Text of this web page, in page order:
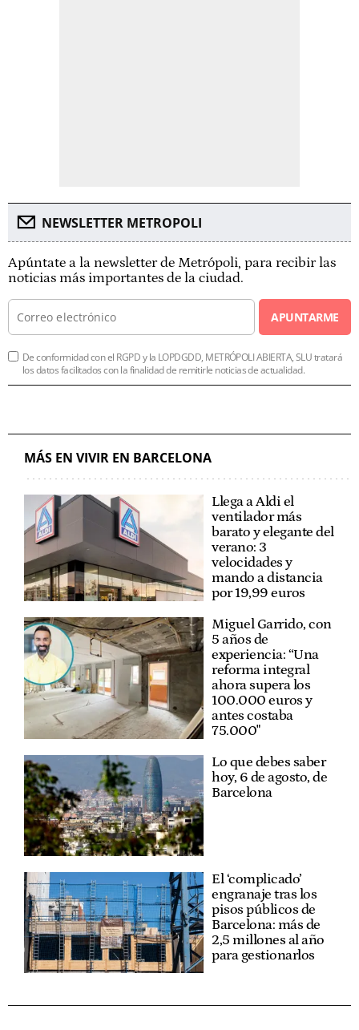
NEWSLETTER METROPOLI
Apúntate a la newsletter de Metrópoli, para recibir las
noticias más importantes de la ciudad.
APUNTARME
De conformidad con el RGPD y la LOPDGDD, METRÓPOLI ABIERTA, SLU tratará
los datos facilitados con la finalidad de remitirle noticias de actualidad.
MÁS EN VIVIR EN BARCELONA
Llega a Aldi el
ventilador más
barato y elegante del
verano: 3
velocidades y
mando a distancia
por 19,99 euros
Miguel Garrido, con
5 años de
experiencia: “Una
reforma integral
ahora supera los
100.000 euros y
antes costaba
75.000"
Lo que debes saber
hoy, 6 de agosto, de
Barcelona
El ‘complicado’
engranaje tras los
pisos públicos de
Barcelona: más de
2,5 millones al año
para gestionarlos